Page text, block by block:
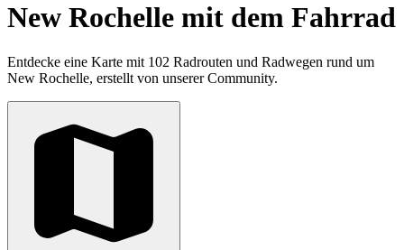
New Rochelle mit dem Fahrrad
Entdecke eine Karte mit 102 Radrouten und Radwegen rund um
New Rochelle, erstellt von unserer Community.